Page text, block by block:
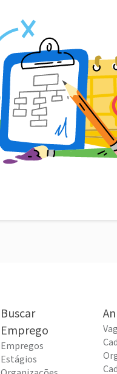
Buscar
Emprego
Empregos
Estágios